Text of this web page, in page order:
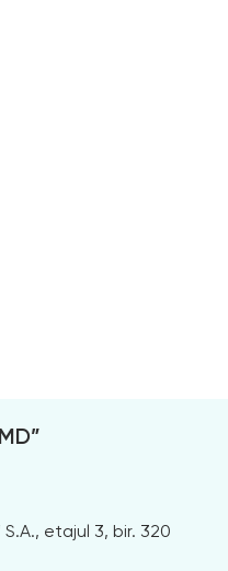
etajul 3, bir. 320